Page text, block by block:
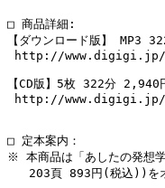
□ 商品詳細:
【ダウンロード版】 MP3
http://www.digigi.jp/
【CD版】5枚 322分
http://www.digigi.jp/
□ 定本案内：
※ 本商品は「あしたの発
203頁 893円(税込))をオ